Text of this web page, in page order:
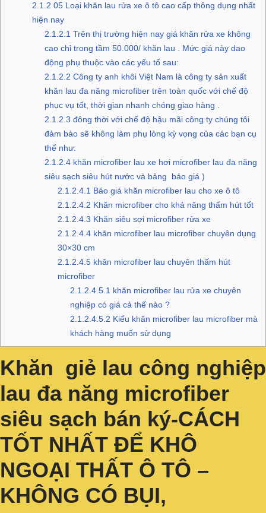
2.1.2 05 Loại khăn lau rửa xe ô tô cao cấp thông dụng nhất
hiện nay
2.1.2.1 Trên thị trường hiện nay giá khăn rửa xe không
cao chỉ trong tầm 50.000/ khăn lau . Mức giá này dao
động phụ thuộc vào các yếu tố sau:
2.1.2.2 Công ty anh khôi Việt Nam là công ty sản xuất
khăn lau đa năng microfiber trên toàn quốc với chế độ
phục vụ tốt, thời gian nhanh chóng giao hàng .
2.1.2.3 đông thời với chế độ hậu mãi công ty chúng tôi
đảm bảo sẽ không làm phụ lòng kỳ vọng của các bạn cụ
thể như:
2.1.2.4 khăn microfiber lau xe hơi microfiber lau đa năng
siêu sạch siêu hút nước và bảng báo giá )
2.1.2.4.1 Báo giá khăn microfiber lau cho xe ô tô
2.1.2.4.2 Khăn microfiber cho khả năng thấm hút tốt
2.1.2.4.3 Khăn siêu sợi microfiber rửa xe
2.1.2.4.4khăn microfiber lau microfiber chuyên dụng
30×30 cm
2.1.2.4.5khăn microfiber lau chuyên thấm hút
microfiber
2.1.2.4.5.1 khăn microfiber lau rửa xe chuyên
nghiệp có giá cả thế nào ?
2.1.2.4.5.2 Kiểu khăn microfiber lau microfiber mà
khách hàng muốn sử dụng
Khăn giẻ lau công nghiệp
lau đa năng microfiber
siêu sạch bán ký-CÁCH
TỐT NHẤT ĐỂ KHÔ
NGOẠI THẤT Ô TÔ –
KHÔNG CÓ BỤI,